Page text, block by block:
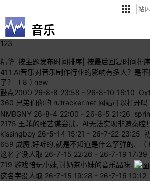
音乐
123
精华 按主题发布时间排序 按最后回复时间排序
411 AI音乐对音乐制作行业的影响有多大？是
了？
( 8 ) new
鼓点2000 26-8-8 23:58 - 26-8-10 16:10
360 兄弟们你的 rutracker.net 网站可以打开吗
NMBGNY 26-8-4 22:00 - 26-8-5 21:26
2175 王菲的张艺谋尝试，AI无法实现非遗秦腔！
kissingboy 26-5-14 15:21 - 26-7-22 23:25
659 成魔,好听的,就是不知道是什么筝弹的. (
这名字没人取 26-7-15 22:26 - 26-7-19 17:39
719 游戏陪玩小妹,讨奶茶小妹的音乐品味.
这名字没人取 26-7-15 19:28 - 26-7-16 10:12